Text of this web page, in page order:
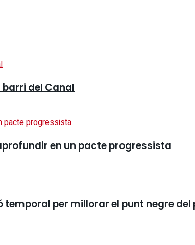
barri del Canal
en un pacte progressista
per millorar el punt negre del